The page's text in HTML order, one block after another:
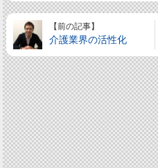
【前の記事】
介護業界の活性化